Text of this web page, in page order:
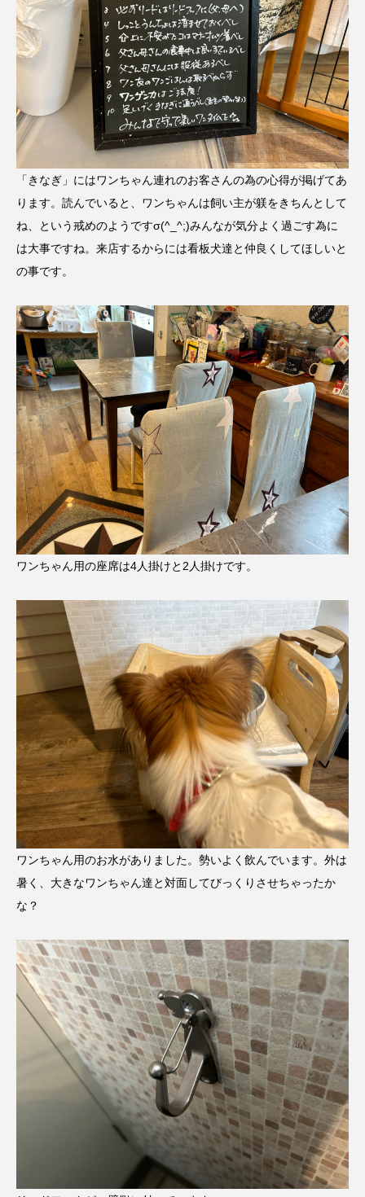
「きなぎ」にはワンちゃん連れのお客さんの為の心得が掲げてあ
ります。読んでいると、ワンちゃんは飼い主が躾をきちんとして
ね、という戒めのようですσ(^_^;)みんなが気分よく過ごす為に
は大事ですね。来店するからには看板犬達と仲良くしてほしいと
の事です。
ワンちゃん用の座席は4人掛けと2人掛けです。
ワンちゃん用のお水がありました。勢いよく飲んでいます。外は
暑く、大きなワンちゃん達と対面してびっくりさせちゃったか
な？